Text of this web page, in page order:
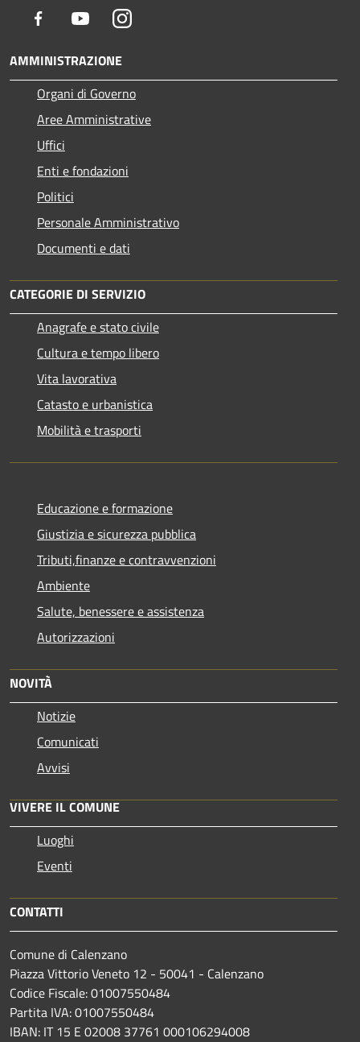
Facebook YoutubeInstagram
AMMINISTRAZIONE
Organi di Governo
Aree Amministrative
Uffici
Enti e fondazioni
Politici
Personale Amministrativo
Documenti e dati
CATEGORIE DI SERVIZIO
Anagrafe e stato civile
Cultura e tempo libero
Vita lavorativa
Catasto e urbanistica
Mobilità e trasporti
Educazione e formazione
Giustizia e sicurezza pubblica
Tributi,finanze e contravvenzioni
Ambiente
Salute, benessere e assistenza
Autorizzazioni
NOVITÀ
Notizie
Comunicati
Avvisi
VIVERE IL COMUNE
Luoghi
Eventi
CONTATTI
Comune di Calenzano
Piazza Vittorio Veneto 12 - 50041 - Calenzano
Codice Fiscale: 01007550484
Partita IVA: 01007550484
IBAN: IT 15 E 02008 37761 000106294008